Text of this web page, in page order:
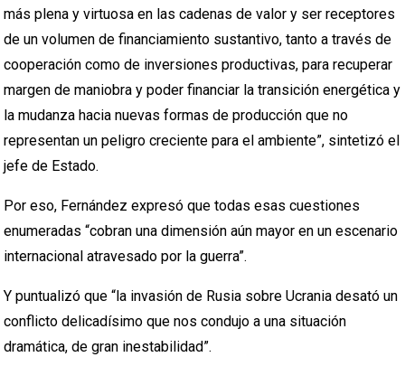
más plena y virtuosa en las cadenas de valor y ser receptores
de un volumen de financiamiento sustantivo, tanto a través de
cooperación como de inversiones productivas, para recuperar
margen de maniobra y poder financiar la transición energética y
la mudanza hacia nuevas formas de producción que no
representan un peligro creciente para el ambiente”, sintetizó el
jefe de Estado.
Por eso, Fernández expresó que todas esas cuestiones
enumeradas “cobran una dimensión aún mayor en un escenario
internacional atravesado por la guerra”.
Y puntualizó que “la invasión de Rusia sobre Ucrania desató un
conflicto delicadísimo que nos condujo a una situación
dramática, de gran inestabilidad”.